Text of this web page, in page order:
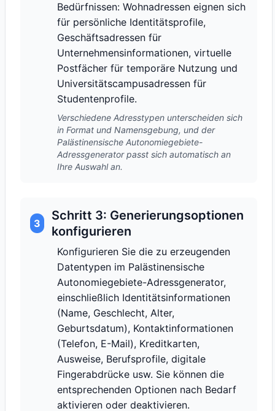
Bedürfnissen: Wohnadressen eignen sich
für persönliche Identitätsprofile,
Geschäftsadressen für
Unternehmensinformationen, virtuelle
Postfächer für temporäre Nutzung und
Universitätscampusadressen für
Studentenprofile.
Verschiedene Adresstypen unterscheiden sich
in Format und Namensgebung, und der
Palästinensische Autonomiegebiete-
Adressgenerator passt sich automatisch an
Ihre Auswahl an.
3
Schritt 3: Generierungsoptionen
konfigurieren
Konfigurieren Sie die zu erzeugenden
Datentypen im Palästinensische
Autonomiegebiete-Adressgenerator,
einschließlich Identitätsinformationen
(Name, Geschlecht, Alter,
Geburtsdatum), Kontaktinformationen
(Telefon, E-Mail), Kreditkarten,
Ausweise, Berufsprofile, digitale
Fingerabdrücke usw. Sie können die
entsprechenden Optionen nach Bedarf
aktivieren oder deaktivieren.